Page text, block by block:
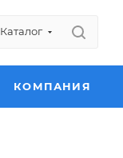
Каталог
КОМПАНИЯ